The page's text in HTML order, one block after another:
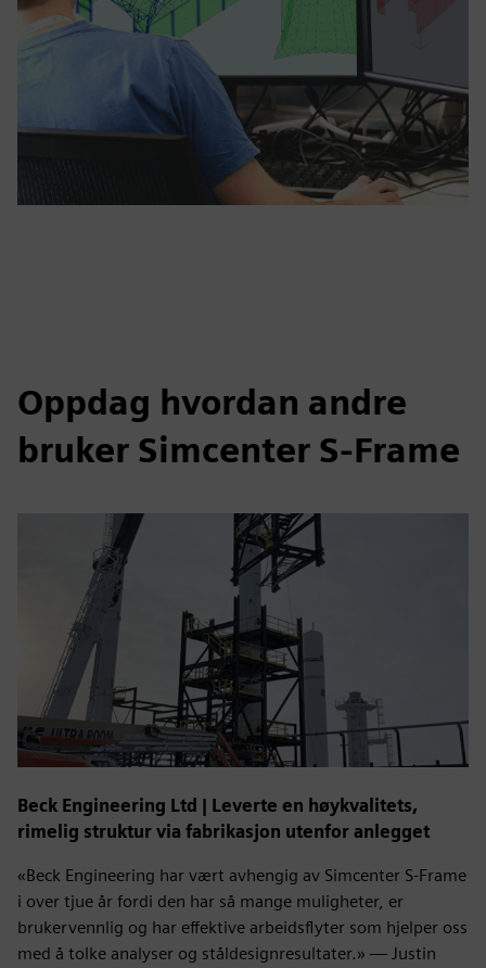
Oppdag hvordan andre
bruker Simcenter S-Frame
Beck Engineering Ltd | Leverte en høykvalitets,
rimelig struktur via fabrikasjon utenfor anlegget
«Beck Engineering har vært avhengig av Simcenter S-Frame
i over tjue år fordi den har så mange muligheter, er
brukervennlig og har effektive arbeidsflyter som hjelper oss
med å tolke analyser og ståldesignresultater.» — Justin